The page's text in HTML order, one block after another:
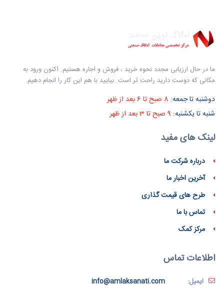
ما در حال ارزیابی مجدد نحوه خرید ، فروش و اجاره هستیم. اکنون ورود به
مکانی که دوست دارید راحت تر است. بیایید با هم این کار را انجام دهیم.
دوشنبه تا جمعه:
شنبه تا یکشنبه:
لینک های مفید
درباره شرکت ما
آخرین اخبار ما
طرح های قیمت گذاری
تماس با ما
مرکز کمک
اطلاعات تماس
ایمیل: info@amlaksanati.com